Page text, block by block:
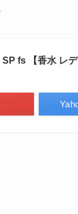
fs 【香水 レデ